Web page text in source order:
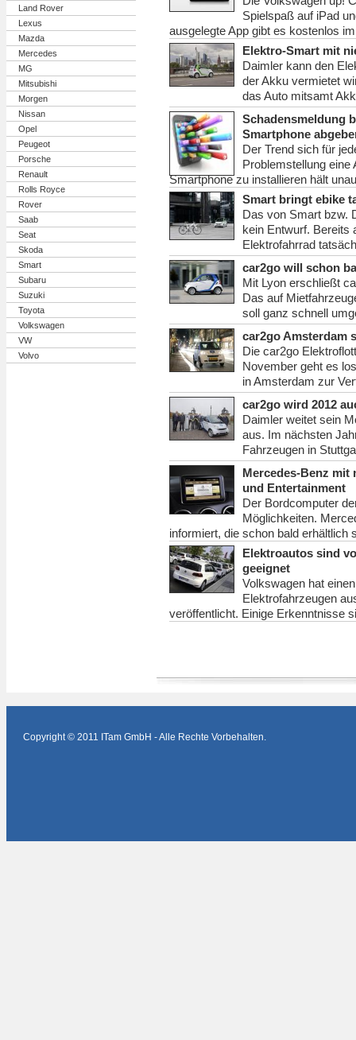
Land Rover
Lexus
Mazda
Mercedes
MG
Mitsubishi
Morgen
Nissan
Opel
Peugeot
Porsche
Renault
Rolls Royce
Rover
Saab
Seat
Skoda
Smart
Subaru
Suzuki
Toyota
Volkswagen
VW
Volvo
Spielspaß auf iPad
ausgelegte App gibt es kostenlos
Elektro-Smart mit
Daimler kann den
der Akku vermietet
das Auto mitsamt
Schadensmeldung
Smartphone
Der Trend sich für
Problemstellung eine
Smartphone zu installieren hält
Smart bringt ebike
Das von Smart bzw.
kein Entwurf. Bereits
Elektrofahrrad
car2go will schon
Mit Lyon erschließt
Das auf
soll ganz schnell
car2go Amsterdam
Die car2go
November geht es
in Amsterdam zur
car2go wird 2012
Daimler weitet sein
aus. Im nächsten
Fahrzeugen in
Mercedes-Benz mit
und Entertainment
Der Bordcomputer
Möglichkeiten.
informiert, die schon bald erhältlich
Elektroautos sind
geeignet
Volkswagen hat
Elektrofahrzeugen
veröffentlicht. Einige Erkenntnisse
Copyright © 2011 ITam GmbH - Alle Rechte Vorbehalten.